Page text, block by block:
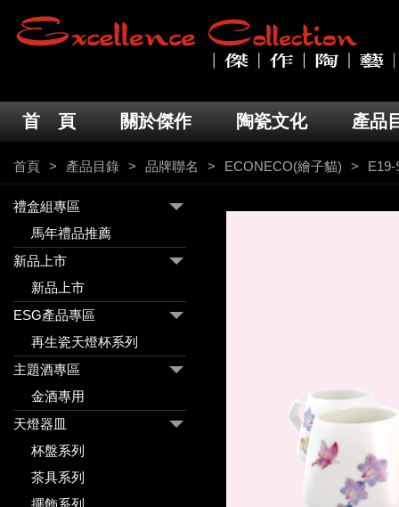
首 頁 關於傑作 陶瓷文化 產品
首頁 產品目錄 品牌聯名 ECONECO(繪子貓)
禮盒組專區
馬年禮品推薦
新品上市
新品上市
ESG產品專區
再生瓷天燈杯系列
主題酒專區
金酒專用
天燈器皿
杯盤系列
茶具系列